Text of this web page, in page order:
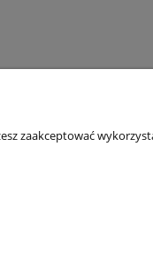
zaakceptować